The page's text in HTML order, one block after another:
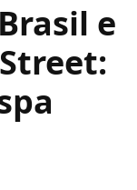
e